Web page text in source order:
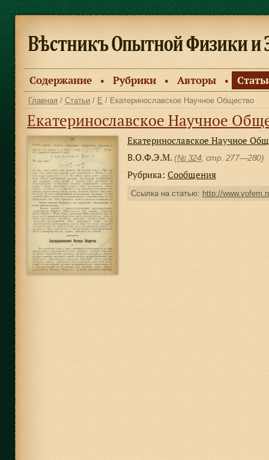
Содержание ● Рубрики ● Авторы ●
Главная / Статьи / Е / Екатеринославское Научное Общество
Екатеринославское Научное
Екатеринославское Научное
В.О.Ф.Э.М. (№ 324 , стр. 277—280)
Рубрика: Сообщения
Ссылка на статью: http://